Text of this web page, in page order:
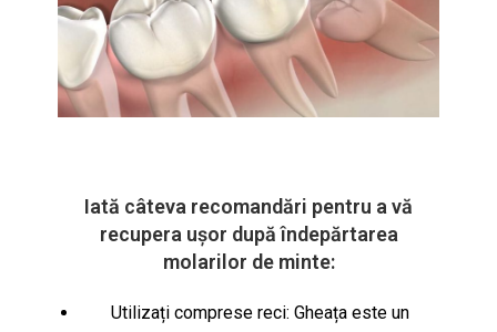
Iată câteva recomandări pentru a vă
recupera ușor după îndepărtarea
molarilor de minte:
Utilizați comprese reci: Gheața este un